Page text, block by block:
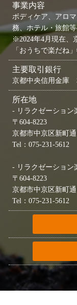
事業内容
ボディケア、アロ
務、ホテル・旅館
※2024年4月現在、
「おうちで楽だね
主要取引銀行
京都中央信用金庫
所在地
- リラクゼーション
〒604-8223
京都市中京区新町
Tel：075-231-5612
- リラクゼーション
〒604-8223
京都市中京区新町
Tel：075-231-5612